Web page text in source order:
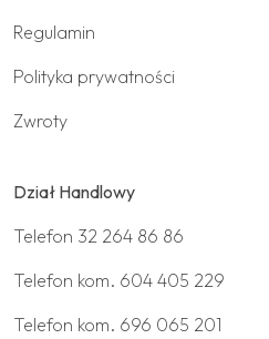
Regulamin
Polityka prywatności
Zwroty
Dział Handlowy
Telefon 32 264 86 86
Telefon kom. 604 405 229
Telefon kom. 696 065 201